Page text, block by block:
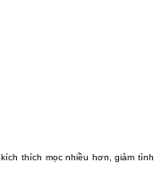
thích mọc nhiều hơn, giảm tình